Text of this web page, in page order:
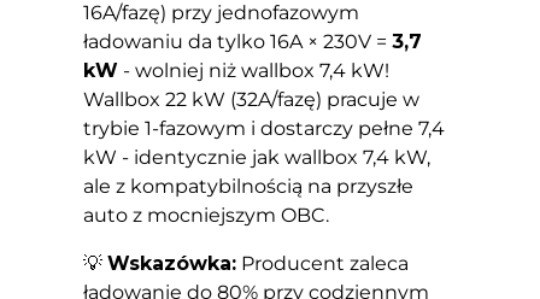
16A/fazę) przy jednofazowym
ładowaniu da tylko 16A × 230V = 3,7
kW - wolniej niż wallbox 7,4 kW!
Wallbox 22 kW (32A/fazę) pracuje w
trybie 1-fazowym i dostarczy pełne 7,4
kW - identycznie jak wallbox 7,4 kW,
ale z kompatybilnością na przyszłe
auto z mocniejszym OBC.
💡 Wskazówka: Producent zaleca
ładowanie do 80% przy codziennym